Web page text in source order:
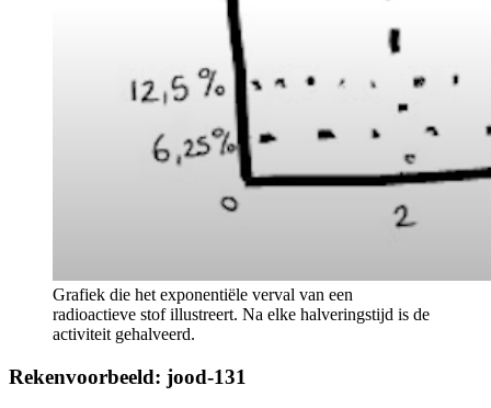
Grafiek die het exponentiële verval van een
radioactieve stof illustreert. Na elke halveringstijd is de
activiteit gehalveerd.
Rekenvoorbeeld: jood-131